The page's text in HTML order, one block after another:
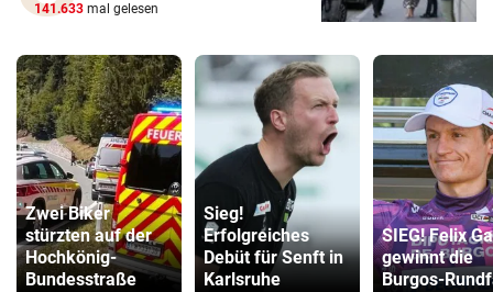
141.633 mal gelesen
Zwei Biker
stürzten auf der
Hochkönig-
Bundesstraße
Sieg!
Erfolgreiches
Debüt für Senft in
Karlsruhe
SIEG! Felix
gewinnt die
Burgos-